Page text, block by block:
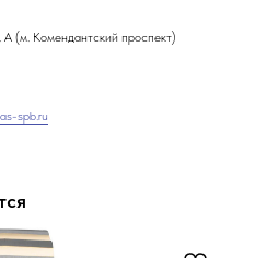
А (м. Комендантский проспект)
spb.ru